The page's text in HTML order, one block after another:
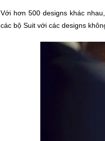
Với hơn 500 designs khác
các bộ Suit với các designs